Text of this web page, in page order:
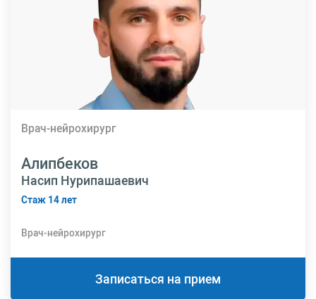
Врач-нейрохирург
Алипбеков
Насип Нурипашаевич
Стаж 14 лет
Врач-нейрохирург
Записаться на прием